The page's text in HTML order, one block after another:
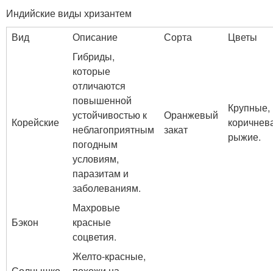
Индийские виды хризантем
Вид
Описание Сорта Цветы
Корейские
Гибриды,
которые
отличаются
повышенной
устойчивостью к
неблагоприятным
погодным
условиям,
паразитам и
заболеваниям.
Оранжевый
закат
Крупные,
рыжие.
Бэкон
Махровые
красные
соцветия.
Желто-красные,